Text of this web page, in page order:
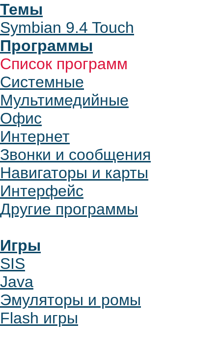
Темы
Symbian 9.4 Touch
Программы
Список программ
Системные
Мультимедийные
Офис
Интернет
Звонки и сообщения
Навигаторы и карты
Интерфейс
Другие программы
Игры
SIS
Java
Эмуляторы и ромы
Flash игры